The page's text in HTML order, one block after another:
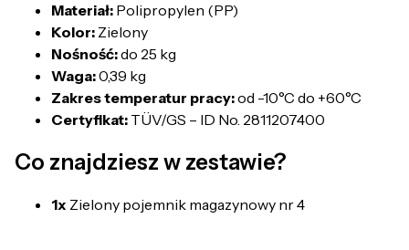
Materiał: Polipropylen (PP)
Kolor: Zielony
Nośność:do 25 kg
Waga:0,39 kg
Zakres temperatur pracy:od -10°C do +60°C
Certyfikat: TÜV/GS – ID No. 2811207400
Co znajdziesz w zestawie?
1x Zielony pojemnik magazynowy nr 4